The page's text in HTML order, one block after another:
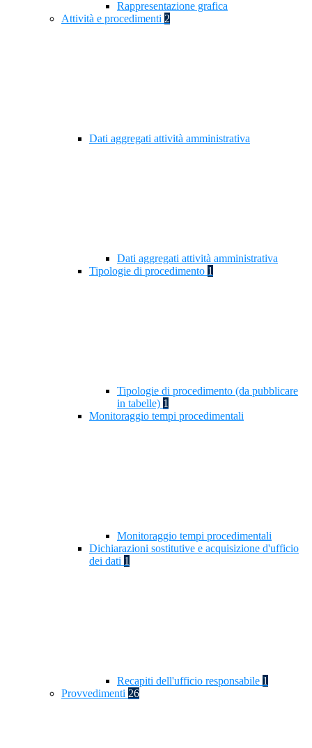
Rappresentazione grafica
Attività e procedimenti 2
Dati aggregati attività amministrativa
Dati aggregati attività amministrativa
Tipologie di procedimento 1
Tipologie di procedimento (da pubblicare
in tabelle) 1
Monitoraggio tempi procedimentali
Monitoraggio tempi procedimentali
Dichiarazioni sostitutive e acquisizione d'ufficio
dei dati 1
Recapiti dell'ufficio responsabile 1
Provvedimenti 26